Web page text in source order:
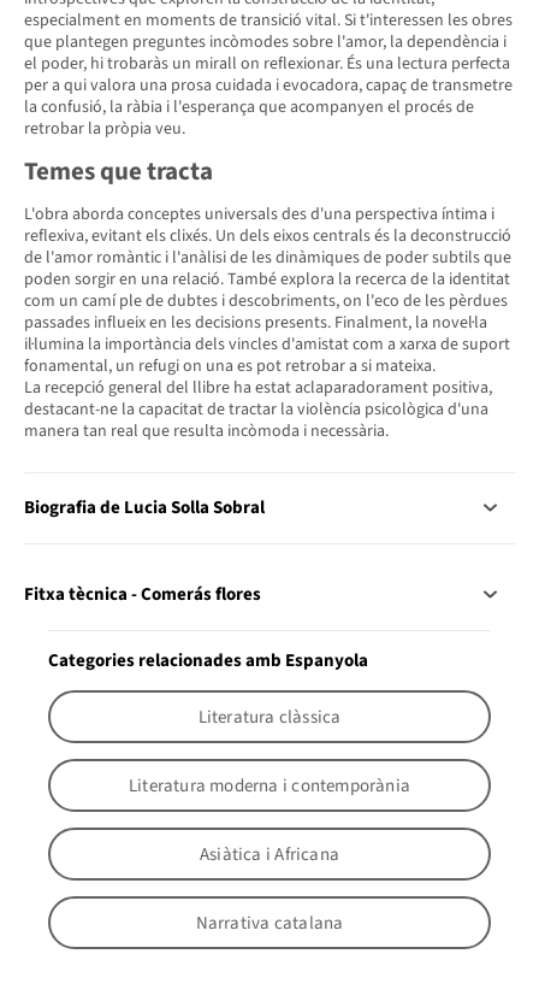
especialment en moments de transició vital. Si t'interessen les obres
que plantegen preguntes incòmodes sobre l'amor, la dependència i
el poder, hi trobaràs un mirall on reflexionar. És una lectura perfecta
per a qui valora una prosa cuidada i evocadora, capaç de transmetre
la confusió, la ràbia i l'esperança que acompanyen el procés de
retrobar la pròpia veu.
Temes que tracta
L'obra aborda conceptes universals des d'una perspectiva íntima i
reflexiva, evitant els clixés. Un dels eixos centrals és la deconstrucció
de l'amor romàntic i l'anàlisi de les dinàmiques de poder subtils que
poden sorgir en una relació. També explora la recerca de la identitat
com un camí ple de dubtes i descobriments, on l'eco de les pèrdues
passades influeix en les decisions presents. Finalment, la novel·la
il·lumina la importància dels vincles d'amistat com a xarxa de suport
fonamental, un refugi on una es pot retrobar a si mateixa.
La recepció general del llibre ha estat aclaparadorament positiva,
destacant-ne la capacitat de tractar la violència psicològica d'una
manera tan real que resulta incòmoda i necessària.
Biografia de Lucia Solla Sobral
Fitxa tècnica - Comerás flores
Categories relacionades amb Espanyola
Literatura clàssica
Literatura moderna i contemporània
Asiàtica i Africana
Narrativa catalana